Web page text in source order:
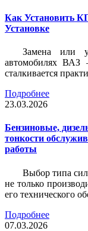
Как Установить
Установке
Замена или
автомобилях ВАЗ
сталкивается
Подробнее
23.03.2026
Бензиновые,
тонкости
работы
Выбор типа
не только
его технического
Подробнее
07.03.2026